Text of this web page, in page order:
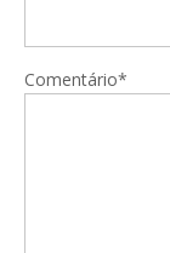
Comentário*